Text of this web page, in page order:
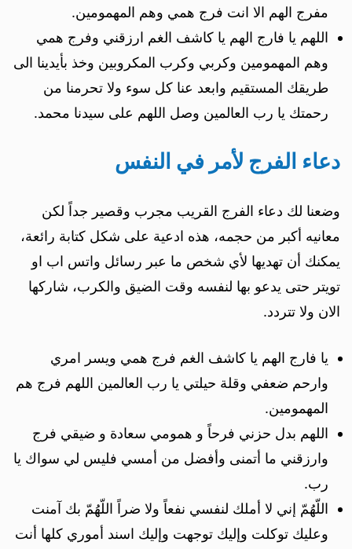
مفرج الهم الا انت فرج همي وهم المهمومين.
اللهم يا فارج الهم يا كاشف الغم ارزقني وفرج همي
وهم المهمومين وكربي وكرب المكروبين وخذ بأيدينا الى
طريقك المستقيم وابعد عنا كل سوء ولا تحرمنا من
رحمتك يا رب العالمين وصل اللهم على سيدنا محمد.
دعاء الفرج لأمر في النفس
وضعنا لك دعاء الفرج القريب مجرب وقصير جداً لكن
معانيه أكبر من حجمه، هذه ادعية على شكل كتابة رائعة،
يمكنك أن تهديها لأي شخص ما عبر رسائل واتس اب او
تويتر حتى يدعو بها لنفسه وقت الضيق والكرب، شاركها
الان ولا تتردد.
يا فارج الهم يا كاشف الغم فرج همي ويسر امري
وارحم ضعفي وقلة حيلتي يا رب العالمين اللهم فرج هم
المهمومين.
اللهم بدل حزني فرحاً و همومي سعادة و ضيقي فرج
وارزقني ما أتمنى وأفضل من أمسي فليس لي سواك يا
رب.
اللّهُمّ إني لا أملك لنفسي نفعاً ولا ضراً اللّهُمّ بك آمنت
وعليك توكلت وإليك توجهت وإليك اسند أموري كلها أنت